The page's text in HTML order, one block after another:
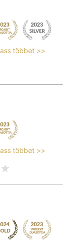
többet >>
többet >>